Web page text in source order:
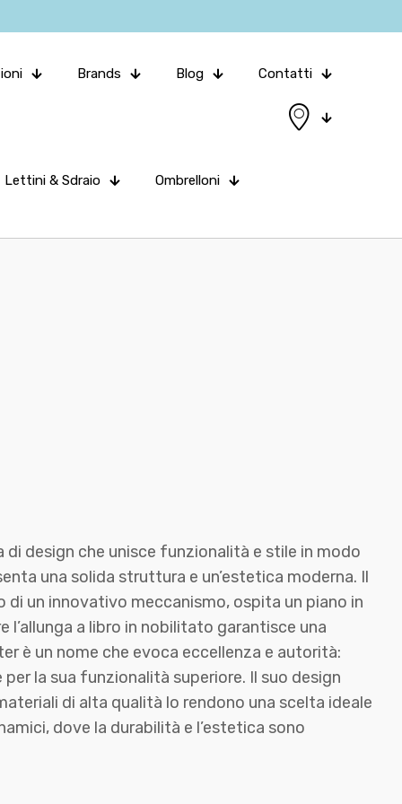
Brands Blog Contatti
Lettini & Sdraio Ombrelloni
di design che unisce funzionalità e stile in modo
una solida struttura e un’estetica moderna. Il
un innovativo meccanismo, ospita un piano in
l’allunga a libro in nobilitato garantisce una
è un nome che evoca eccellenza e autorità:
la sua funzionalità superiore. Il suo design
di alta qualità lo rendono una scelta ideale
dove la durabilità e l’estetica sono